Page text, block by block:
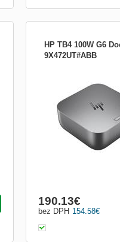
HP TB4 100W G6
9X472UT#ABB
stanica Parametre
Thunderbolt 4 100W
Softvér Included: HP
myHP Počet
displejov: 3 externé
4 externé displeje Maxi
154.58€
bez DPH
190.13€